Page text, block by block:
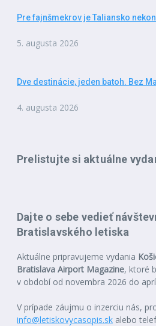
Pre fajnšmekrov je Taliansko
5. augusta 2026
Dve destinácie, jeden batoh. Bez
4. augusta 2026
Prelistujte si aktuálne
Dajte o sebe vedieť
Bratislavského letiska
Aktuálne pripravujeme vydania
Bratislava Airport Magazine, ktoré
v období od novembra 2026 do
V prípade záujmu o inzerciu nás,
info@letiskovycasopis.sk alebo